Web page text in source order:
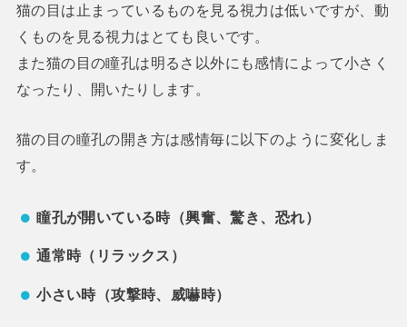
猫の目は止まっているものを見る視力は低いですが、動
くものを見る視力はとても良いです。
また猫の目の瞳孔は明るさ以外にも感情によって小さく
なったり、開いたりします。
猫の目の瞳孔の開き方は感情毎に以下のように変化しま
す。
瞳孔が開いている時（興奮、驚き、恐れ）
通常時（リラックス）
小さい時（攻撃時、威嚇時）